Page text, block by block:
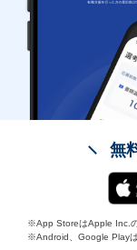
無
※App StoreはApple Inc.の
※Android、Google Play